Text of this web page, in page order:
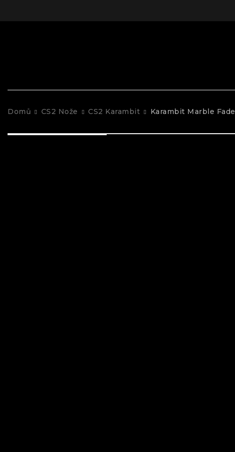
Domů CS2 Nože CS2 Karambit Karambit Marble Fade